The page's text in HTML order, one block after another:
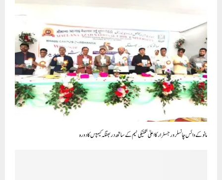
مانو کے وائس چانسلر و رجسٹرارکا اعلیٰ تکنیکی ٹیم کے ساتھ دربھنگہ کیمپس کا دورہ